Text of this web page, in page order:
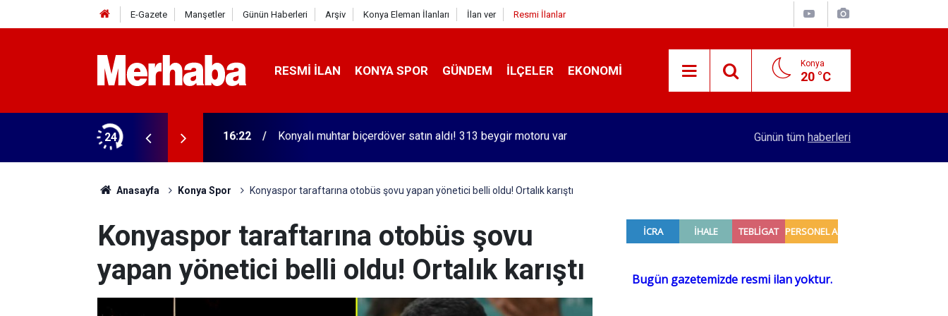
E-Gazete Manşetler Günün Haberleri Arşiv Konya Eleman İlanları İlan ver Resmi İlanlar
RESMI İLAN KONYA SPOR GÜNDEM İLÇELER EKONOMI Konya
20 °C
24
313 beygir motoru var 16:04 Konyasporlu Kramer'den yıllar sonra Galatasaraylı Osimhen itirafı Merkez Bankası rezervleri açıklandı
Günün tüm haberleri
Anasayfa Konya Spor Konyaspor taraftarına otobüs şovu yapan yönetici belli oldu! Ortalık karıştı
Konyaspor taraftarına otobüs şovu
yapan yönetici belli oldu! Ortalık karıştı